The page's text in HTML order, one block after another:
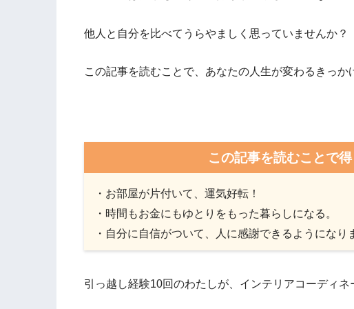
他人と自分を比べてうらやましく思っていませんか？
この記事を読むことで、あなたの人生が変わるきっか
この記事を読むことで
・お部屋が片付いて、運気好転！
・時間もお金にもゆとりをもった暮らしになる。
・自分に自信がついて、人に感謝できるようになり
引っ越し経験10回のわたしが、インテリアコーディネ